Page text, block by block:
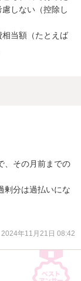
しない（控除し
当額（たとえば
、その月前までの
剰分は過払いにな
2024年11月21日 08:42